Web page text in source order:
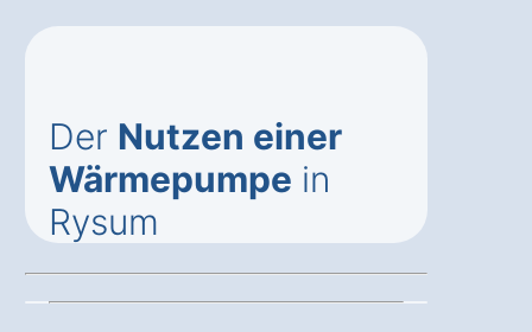
Der Nutzen einer
Wärmepumpe in
Rysum